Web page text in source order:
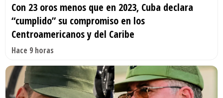
Con 23 oros menos que en 2023, Cuba declara
“cumplido” su compromiso en los
Centroamericanos y del Caribe
Hace 9 horas